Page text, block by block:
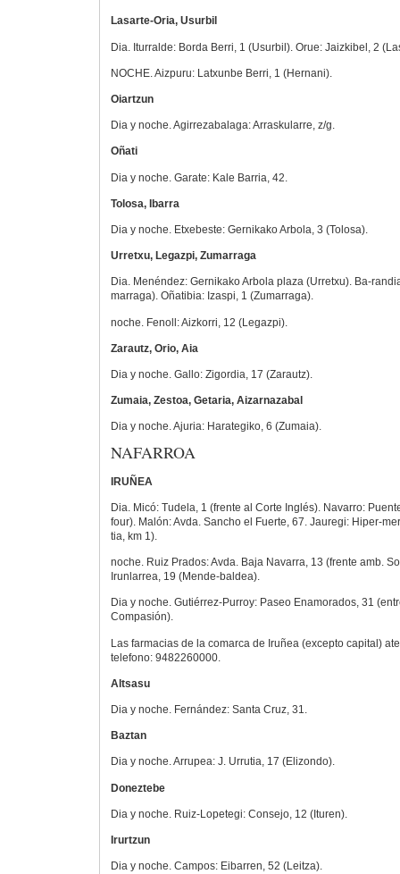
Lasarte-Oria, Usurbil
Dia. Iturralde: Borda Berri, 1 (Usurbil). Orue: Jaizkibel, 2
NOCHE. Aizpuru: Latxunbe Berri, 1 (Hernani).
Oiartzun
Dia y noche. Agirrezabalaga: Arraskularre, z/g.
Oñati
Dia y noche. Garate: Kale Barria, 42.
Tolosa, Ibarra
Dia y noche. Etxebeste: Gernikako Arbola, 3 (Tolosa).
Urretxu, Legazpi, Zumarraga
Dia. Menéndez: Gernikako Arbola plaza (Urretxu). Ba-
marraga). Oñatibia: Izaspi, 1 (Zumarraga).
noche. Fenoll: Aizkorri, 12 (Legazpi).
Zarautz, Orio, Aia
Dia y noche. Gallo: Zigordia, 17 (Zarautz).
Zumaia, Zestoa, Getaria, Aizarnazabal
Dia y noche. Ajuria: Harategiko, 6 (Zumaia).
NAFARROA
IRUÑEA
Dia. Micó: Tudela, 1 (frente al Corte Inglés). Navarro:
four). Malón: Avda. Sancho el Fuerte, 67. Jauregi: Hiper-
tia, km 1).
noche. Ruiz Prados: Avda. Baja Navarra, 13 (frente amb.
Irunlarrea, 19 (Mende-baldea).
Dia y noche. Gutiérrez-Purroy: Paseo Enamorados, 31
Compasión).
Las farmacias de la comarca de Iruñea (excepto capital)
telefono: 9482260000.
Altsasu
Dia y noche. Fernández: Santa Cruz, 31.
Baztan
Dia y noche. Arrupea: J. Urrutia, 17 (Elizondo).
Doneztebe
Dia y noche. Ruiz-Lopetegi: Consejo, 12 (Ituren).
Irurtzun
Dia y noche. Campos: Eibarren, 52 (Leitza).